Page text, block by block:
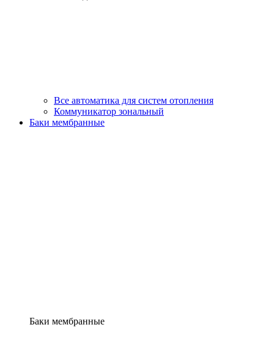
Все автоматика для систем отопления
Коммуникатор зональный
Баки мембранные
Баки мембранные